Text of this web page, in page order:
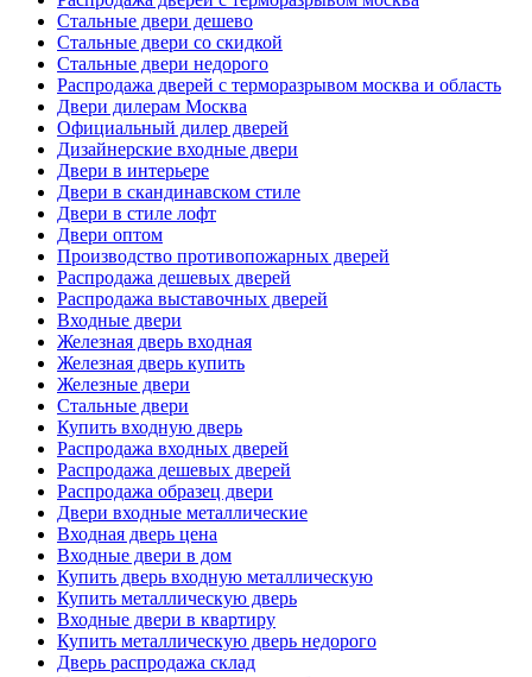
Стальные двери дешево
Стальные двери со скидкой
Стальные двери недорого
Распродажа дверей с терморазрывом москва и область
Двери дилерам Москва
Официальный дилер дверей
Дизайнерские входные двери
Двери в интерьере
Двери в скандинавском стиле
Двери в стиле лофт
Двери оптом
Производство противопожарных дверей
Распродажа дешевых дверей
Распродажа выставочных дверей
Входные двери
Железная дверь входная
Железная дверь купить
Железные двери
Стальные двери
Купить входную дверь
Распродажа входных дверей
Распродажа дешевых дверей
Распродажа образец двери
Двери входные металлические
Входная дверь цена
Входные двери в дом
Купить дверь входную металлическую
Купить металлическую дверь
Входные двери в квартиру
Купить металлическую дверь недорого
Дверь распродажа склад